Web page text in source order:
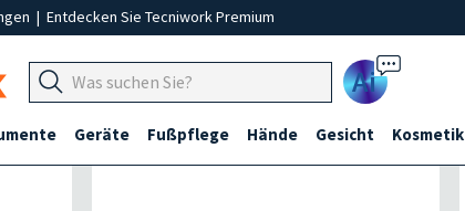
| Entdecken Sie Tecniwork Premium
Ai
Geräte Fußpflege Hände Gesicht Kosmetik